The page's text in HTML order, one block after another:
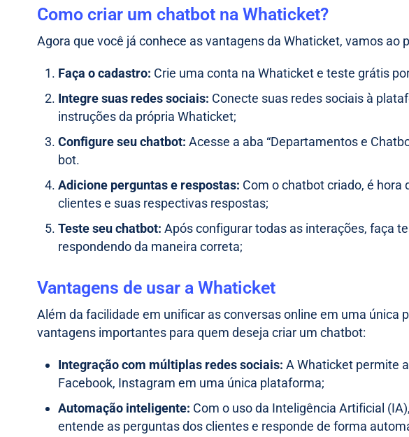
Como criar um chatbot na Whaticket?
Agora que você já conhece as vantagens da Whaticket, vamos ao
Faça o cadastro: Crie uma conta na Whaticket e teste grátis
Integre suas redes sociais: Conecte suas redes sociais à
instruções da própria Whaticket;
Configure seu chatbot: Acesse a aba “Departamentos e
bot.
Adicione perguntas e respostas: Com o chatbot criado, é hora
clientes e suas respectivas respostas;
Teste seu chatbot:Após configurar todas as interações, faça
respondendo da maneira correta;
Vantagens de usar a Whaticket
Além da facilidade em unificar as conversas online em uma única
vantagens importantes para quem deseja criar um chatbot:
Integração com múltiplas redes sociais: A Whaticket permite
Facebook, Instagram em uma única plataforma;
Automação inteligente: Com o uso da Inteligência Artificial
entende as perguntas dos clientes e responde de forma